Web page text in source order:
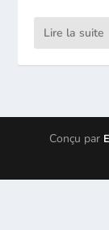
Lire la suite
Conçu par